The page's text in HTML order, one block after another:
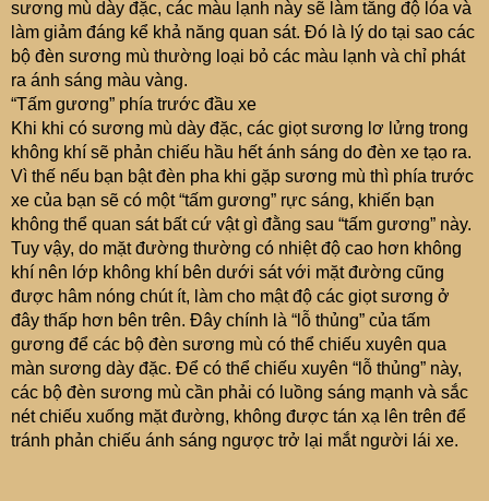
sương mù dày đặc, các màu lạnh này sẽ làm tăng độ lóa và
làm giảm đáng kể khả năng quan sát. Đó là lý do tại sao các
bộ đèn sương mù thường loại bỏ các màu lạnh và chỉ phát
ra ánh sáng màu vàng.
“Tấm gương” phía trước đầu xe
Khi khi có sương mù dày đặc, các giọt sương lơ lửng trong
không khí sẽ phản chiếu hầu hết ánh sáng do đèn xe tạo ra.
Vì thế nếu bạn bật đèn pha khi gặp sương mù thì phía trước
xe của bạn sẽ có một “tấm gương” rực sáng, khiến bạn
không thể quan sát bất cứ vật gì đằng sau “tấm gương” này.
Tuy vậy, do mặt đường thường có nhiệt độ cao hơn không
khí nên lớp không khí bên dưới sát với mặt đường cũng
được hâm nóng chút ít, làm cho mật độ các giọt sương ở
đây thấp hơn bên trên. Đây chính là “lỗ thủng” của tấm
gương để các bộ đèn sương mù có thể chiếu xuyên qua
màn sương dày đặc. Để có thể chiếu xuyên “lỗ thủng” này,
các bộ đèn sương mù cần phải có luồng sáng mạnh và sắc
nét chiếu xuống mặt đường, không được tán xạ lên trên để
tránh phản chiếu ánh sáng ngược trở lại mắt người lái xe.